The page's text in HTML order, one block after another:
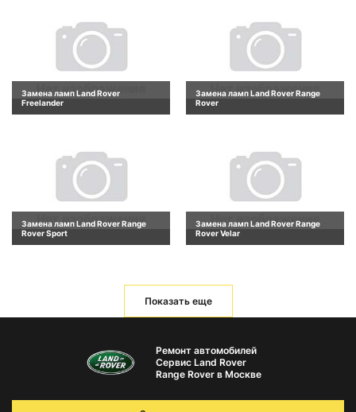
Замена ламп Land Rover
Freelander
Замена ламп Land Rover Range
Rover
Замена ламп Land Rover Range
Rover Sport
Замена ламп Land Rover Range
Rover Velar
Показать еще
Ремонт автомобилей
Сервис Land Rover
Range Rover в Москве